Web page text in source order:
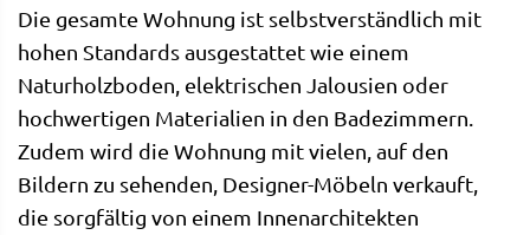
Die gesamte Wohnung ist selbstverständlich mit
hohen Standards ausgestattet wie einem
Naturholzboden, elektrischen Jalousien oder
hochwertigen Materialien in den Badezimmern.
Zudem wird die Wohnung mit vielen, auf den
Bildern zu sehenden, Designer-Möbeln verkauft,
die sorgfältig von einem Innenarchitekten